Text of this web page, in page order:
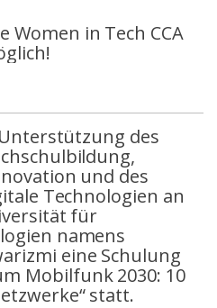
in Tech CCA
des
und des
Technologien an
für
namens
eine Schulung
Mobilfunk 2030: 10
statt.